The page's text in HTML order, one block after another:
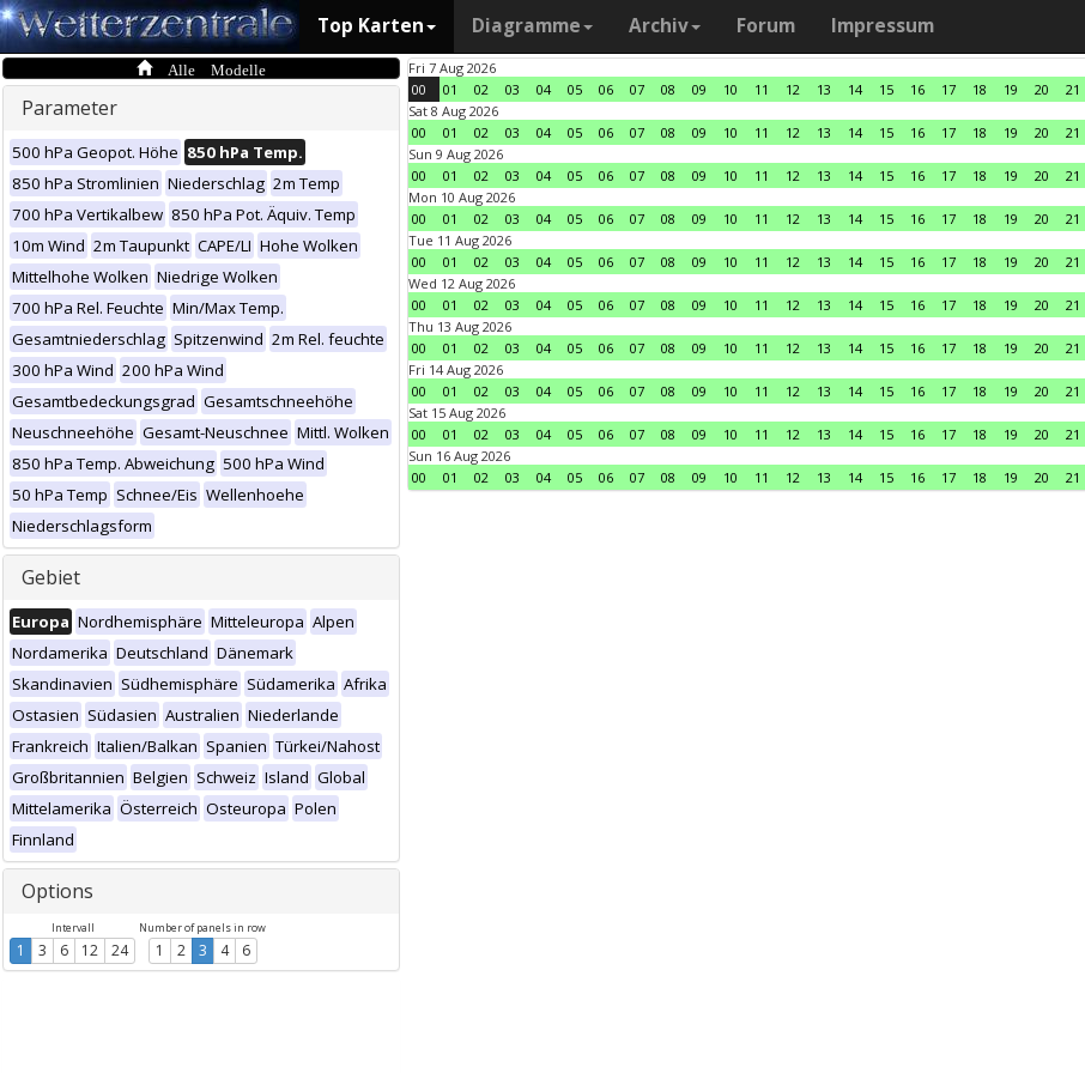
Top Karten Diagramme Archiv Forum Impressum
Alle Modelle
Parameter
500 hPa Geopot. Höhe 850 hPa Temp.
850 hPa Stromlinien Niederschlag 2m Temp
700 hPa Vertikalbew 850 hPa Pot. Äquiv. Temp
10m Wind 2m Taupunkt CAPE/LI Hohe Wolken
Mittelhohe Wolken Niedrige Wolken
700 hPa Rel. Feuchte Min/Max Temp.
Gesamtniederschlag Spitzenwind 2m Rel. feuchte
300 hPa Wind 200 hPa Wind
Gesamtbedeckungsgrad Gesamtschneehöhe
Neuschneehöhe Gesamt-Neuschnee Mittl. Wolken
850 hPa Temp. Abweichung 500 hPa Wind
50 hPa Temp Schnee/Eis Wellenhoehe
Niederschlagsform
Gebiet
Europa Nordhemisphäre Mitteleuropa Alpen
Nordamerika Deutschland Dänemark
Skandinavien Südhemisphäre Südamerika Afrika
Ostasien Südasien Australien Niederlande
Frankreich Italien/Balkan Spanien Türkei/Nahost
Großbritannien Belgien Schweiz Island Global
Mittelamerika Österreich Osteuropa Polen
Finnland
Options
Intervall
1 3 6 12 24
Number of panels in row
1 2 3 4 6
Fri 7 Aug 2026
00
01 02 03 04 05 06 07 08 09 10 11 12 13 14 15 16 17 18 19 20 21
Sat 8 Aug 2026
00
01 02 03 04 05 06 07 08 09 10 11 12 13 14 15 16 17 18 19 20 21
Sun 9 Aug 2026
00
01 02 03 04 05 06 07 08 09 10 11 12 13 14 15 16 17 18 19 20 21
Mon 10 Aug 2026
00
01 02 03 04 05 06 07 08 09 10 11 12 13 14 15 16 17 18 19 20 21
Tue 11 Aug 2026
00
01 02 03 04 05 06 07 08 09 10 11 12 13 14 15 16 17 18 19 20 21
Wed 12 Aug 2026
00
01 02 03 04 05 06 07 08 09 10 11 12 13 14 15 16 17 18 19 20 21
Thu 13 Aug 2026
00
01 02 03 04 05 06 07 08 09 10 11 12 13 14 15 16 17 18 19 20 21
Fri 14 Aug 2026
00
01 02 03 04 05 06 07 08 09 10 11 12 13 14 15 16 17 18 19 20 21
Sat 15 Aug 2026
00
01 02 03 04 05 06 07 08 09 10 11 12 13 14 15 16 17 18 19 20 21
Sun 16 Aug 2026
00
01 02 03 04 05 06 07 08 09 10 11 12 13 14 15 16 17 18 19 20 21